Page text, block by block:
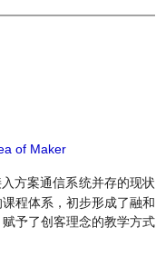
of Maker
方案通信系统并存的现状
程体系，初步形成了融和
予了创客理念的教学方式